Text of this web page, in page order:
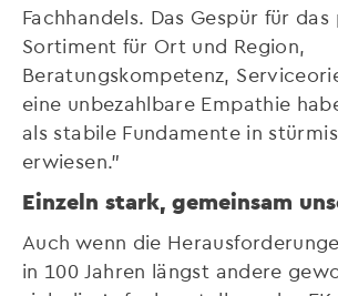
Fachhandels. Das Gespür für das
Sortiment für Ort und Region,
Beratungskompetenz,
eine unbezahlbare Empathie
als stabile Fundamente in
erwiesen.”
Einzeln stark, gemeinsam
Auch wenn die
in 100 Jahren längst andere